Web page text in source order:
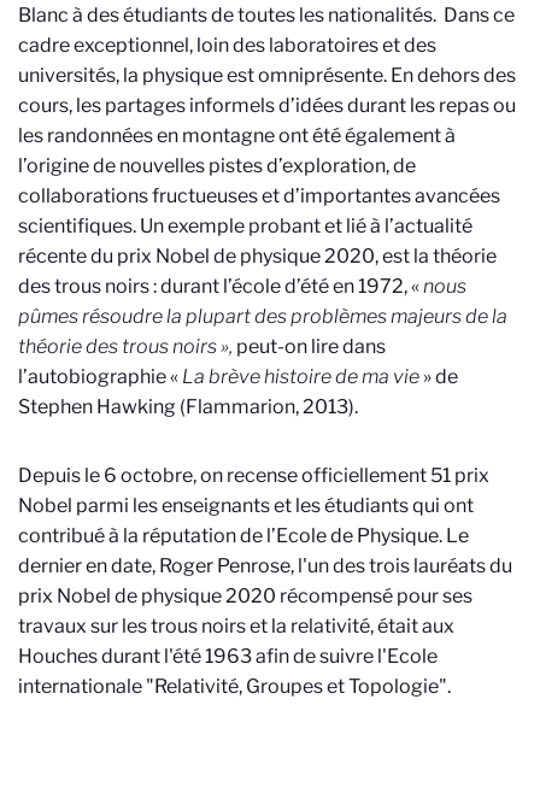
Blanc à des étudiants de toutes les nationalités. Dans ce
cadre exceptionnel, loin des laboratoires et des
universités, la physique est omniprésente. En dehors des
cours, les partages informels d’idées durant les repas ou
les randonnées en montagne ont été également à
l’origine de nouvelles pistes d’exploration, de
collaborations fructueuses et d’importantes avancées
scientifiques. Un exemple probant et lié à l’actualité
récente du prix Nobel de physique 2020, est la théorie
des trous noirs : durant l’école d’été en 1972, «nous
pûmes résoudre la plupart des problèmes majeurs de la
théorie des trous noirs », peut-on lire dans
l’autobiographie « La brève histoire de ma vie » de
Stephen Hawking (Flammarion, 2013).
Depuis le 6 octobre, on recense officiellement 51 prix
Nobel parmi les enseignants et les étudiants qui ont
contribué à la réputation de l’Ecole de Physique. Le
dernier en date, Roger Penrose, l'un des trois lauréats du
prix Nobel de physique 2020 récompensé pour ses
travaux sur les trous noirs et la relativité, était aux
Houches durant l'été 1963 afin de suivre l'Ecole
internationale "Relativité, Groupes et Topologie".